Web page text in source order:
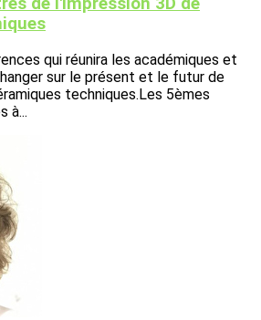
de l'impression 3D de
qui réunira les académiques et
sur le présent et le futur de
techniques.Les 5èmes
à...